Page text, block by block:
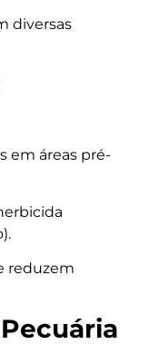
diversas
em áreas pré-
reduzem